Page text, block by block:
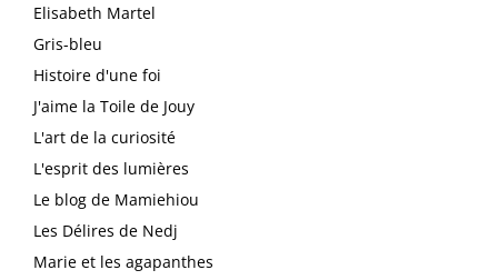
Elisabeth Martel
Gris-bleu
Histoire d'une foi
J'aime la Toile de Jouy
L'art de la curiosité
L'esprit des lumières
Le blog de Mamiehiou
Les Délires de Nedj
Marie et les agapanthes